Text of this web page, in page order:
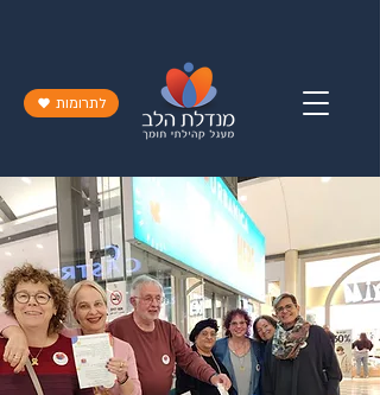
לתרומות